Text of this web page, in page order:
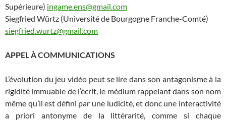
Supérieure) ingame.ens@gmail.com
Siegfried Würtz (Université de Bourgogne Franche-Comté)
siegfried.wurtz@gmail.com
APPEL À COMMUNICATIONS
L’évolution du jeu vidéo peut se lire dans son antagonisme à la
rigidité immuable de l’écrit, le médium rappelant dans son nom
même qu’il est défini par une ludicité, et donc une interactivité
a priori antonyme de la littérarité, comme si chaque